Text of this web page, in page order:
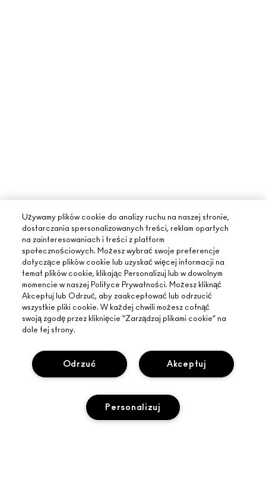
O MARCE
ARTYŚCI
ZAKUPY ONLINE
ZAPISZ SIĘ NA NEWSLETTER
POTRZEBUJESZ POMOCY?
Używamy plików cookie do analizy ruchu na naszej stronie,
dostarczania spersonalizowanych treści, reklam opartych
na zainteresowaniach i treści z platform
społecznościowych. Możesz wybrać swoje preferencje
dotyczące plików cookie lub uzyskać więcej informacji na
temat plików cookie, klikając Personalizuj lub w dowolnym
momencie w naszej Polityce Prywatności. Możesz kliknąć
Akceptuj lub Odrzuć, aby zaakceptować lub odrzucić
wszystkie pliki cookie. W każdej chwili możesz cofnąć
swoją zgodę przez kliknięcie “Zarządzaj plikami cookie” na
dole tej strony.
Akceptuj
Odrzuć
Personalizuj